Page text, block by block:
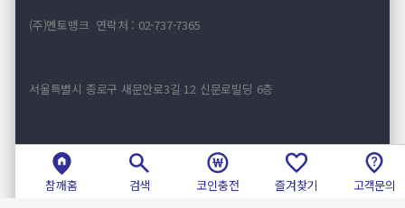
(주)멘토뱅크 연락처 : 02-737-7365
서울특별시 종로구 새문안로3길 12 신문로빌딩 6층
대표 : 박정환 사업자등록번호 : 106-81-47637
참깨홈
검색 코인충전 즐겨찾기 고객문의